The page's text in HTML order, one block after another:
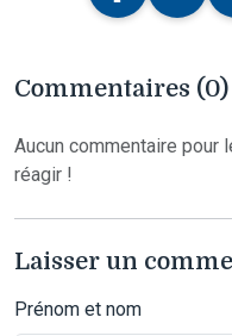
Commentaires (0)
Aucun commentaire pour
réagir !
Laisser un
Prénom et nom